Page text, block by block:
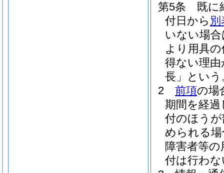
第5条
既に
付日から 別
いない場
より用具
得ない理
長」という
2
前項の場
期間を経
付のほう
められる
障害者等
付は行わな